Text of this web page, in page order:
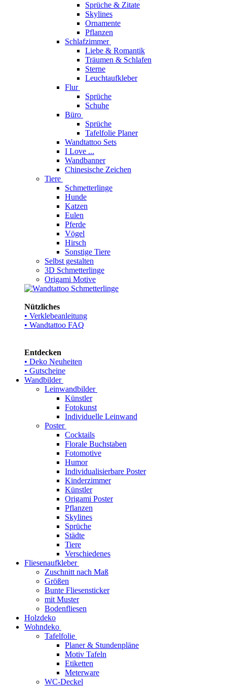
Sprüche & Zitate
Skylines
Ornamente
Pflanzen
Schlafzimmer
Liebe & Romantik
Träumen & Schlafen
Sterne
Leuchtaufkleber
Flur
Sprüche
Schuhe
Büro
Sprüche
Tafelfolie Planer
Wandtattoo Sets
I Love ...
Wandbanner
Chinesische Zeichen
Tiere
Schmetterlinge
Hunde
Katzen
Eulen
Pferde
Vögel
Hirsch
Sonstige Tiere
Selbst gestalten
3D Schmetterlinge
Origami Motive
Nützliches
• Verklebeanleitung
• Wandtattoo FAQ
Entdecken
• Deko Neuheiten
• Gutscheine
Wandbilder
Leinwandbilder
Künstler
Fotokunst
Individuelle Leinwand
Poster
Cocktails
Florale Buchstaben
Fotomotive
Humor
Individualisierbare Poster
Kinderzimmer
Künstler
Origami Poster
Pflanzen
Skylines
Sprüche
Städte
Tiere
Verschiedenes
Fliesenaufkleber
Zuschnitt nach Maß
Größen
Bunte Fliesensticker
mit Muster
Bodenfliesen
Holzdeko
Wohndeko
Tafelfolie
Planer & Stundenpläne
Motiv Tafeln
Etiketten
Meterware
WC-Deckel